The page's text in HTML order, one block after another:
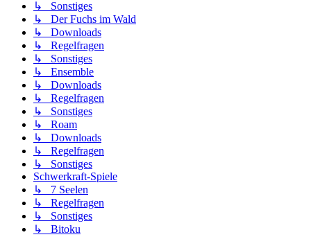
↳ Sonstiges
↳ Der Fuchs im Wald
↳ Downloads
↳ Regelfragen
↳ Sonstiges
↳ Ensemble
↳ Downloads
↳ Regelfragen
↳ Sonstiges
↳ Roam
↳ Downloads
↳ Regelfragen
↳ Sonstiges
Schwerkraft-Spiele
↳ 7 Seelen
↳ Regelfragen
↳ Sonstiges
↳ Bitoku